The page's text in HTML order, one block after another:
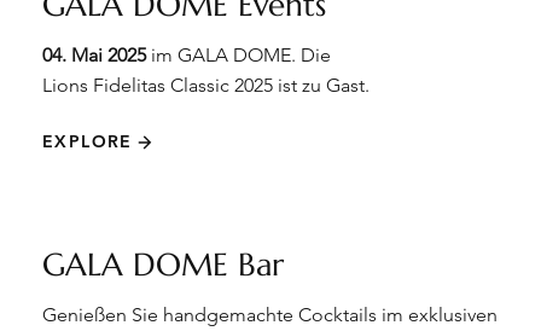
04. Mai 2025im GALA DOME. Die
Lions Fidelitas Classic 2025 ist zu Gast.
EXPLORE
GALA DOME Bar
Genießen Sie handgemachte Cocktails im exklusiven